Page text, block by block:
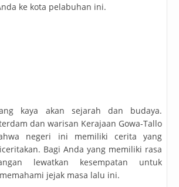
ke kota pelabuhan ini.
kaya akan sejarah dan budaya.
dan warisan Kerajaan Gowa-Tallo
negeri ini memiliki cerita yang
Bagi Anda yang memiliki rasa
lewatkan kesempatan untuk
jejak masa lalu ini.